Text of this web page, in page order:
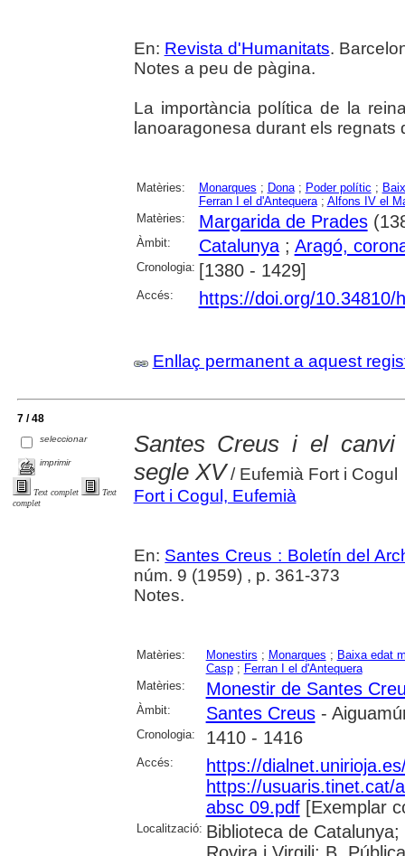
En: Revista d'Humanitats.
Notes a peu de pàgina.
La importància política de la
lanoaragonesa durant els regnats
Matèries: Monarques ; Dona; Poder polític ;
Ferran I el d'Antequera; Alfons IV el
Matèries:
Margarida de Prades
Àmbit: Catalunya; Aragó,
Cronologia: [1380 - 1429]
Accés: https://doi.org/10.34810/
Enllaç permanent a aquest
7 / 48
seleccionar
imprimir
Text complet
Text
complet
Santes Creus i el
segle XV/ Eufemià Fort i Cogul
Fort i Cogul, Eufemià
En: Santes Creus : Boletín del
núm. 9 (1959) , p. 361-373
Notes.
Matèries: Monestirs ; Monarques ; Baixa edat
Casp; Ferran I el d'Antequera
Matèries:
Monestir de Santes
Àmbit: Santes Creus-
Cronologia: 1410 - 1416
Accés:
https://
https://usuaris.tinet.cat/
absc 09.pdf[Exemplar
Localització: Biblioteca de